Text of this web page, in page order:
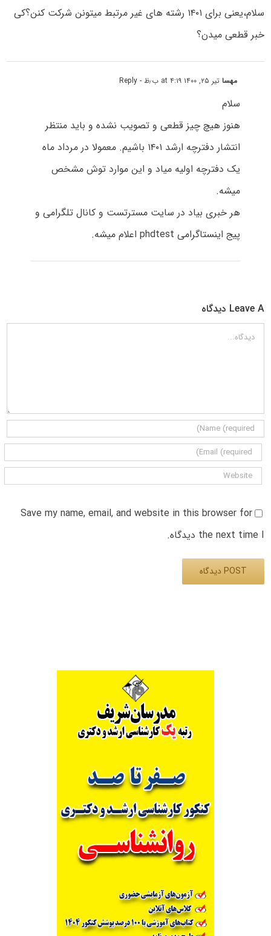
سلام،یعنی برای ۱۴۰۱ رشته های غیر مرتبط میتونن شرکت کنن؟کی
خبر قطعی میدن؟
مهساتیر ۲۵, ۱۴۰۰ at ۴:۱۹ ب٫ظ - Reply
سلام
هنوز هیچ چیز قطعی و تصویب نشده و باید منتظر
انتشار دفترچه ارشد ۱۴۰۱ باشیم. معمولا در مرداد ماه
یک دفترچه اولیه میاد و این موارد توش مشخص
میشه.
هر خبری بیاد در سایت مسترتست و کانال تلگرامی و
پیج اینستاگرامی phdtest اعلام میشه.
Leave A دیدگاه
دیدگاه
Save my name, email, and website in this browser for
the next time I دیدگاه.